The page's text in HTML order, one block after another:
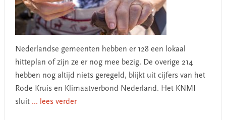
Nederlandse gemeenten hebben er 128 een lokaal
hitteplan of zijn ze er nog mee bezig. De overige 214
hebben nog altijd niets geregeld, blijkt uit cijfers van het
Rode Kruis en Klimaatverbond Nederland. Het KNMI
sluit ... lees verder